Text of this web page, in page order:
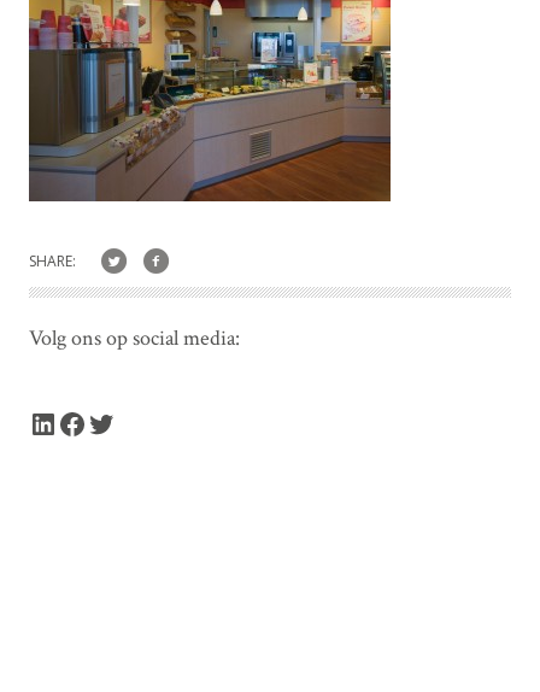
SHARE:
Volg ons op social media:
LinkedIn Facebook